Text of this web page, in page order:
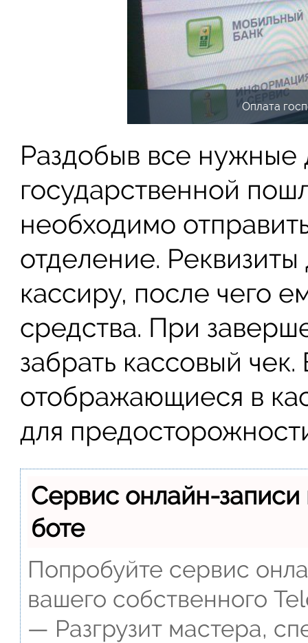
Оплата
Раздобыв все нужные
государственной
необходимо
отделение.
кассиру, после чего
средства. При
забрать кассовый
отображающиеся в
для
Сервис онлайн-
боте
Попробуйте сервис
вашего собственного
— Разгрузит мастера,